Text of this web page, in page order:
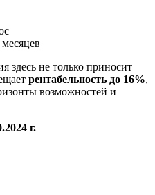
здесь не только приносит
рентабельность до 16%,
возможностей и
г.